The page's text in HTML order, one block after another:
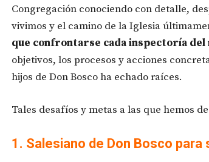
Congregación conociendo con detalle,
vivimos y el camino de la Iglesia
que confrontarse cada inspectoría del
objetivos, los procesos y acciones
hijos de Don Bosco ha echado raíces.
Tales desafíos y metas a las que hemos
1. Salesiano de Don Bosco para